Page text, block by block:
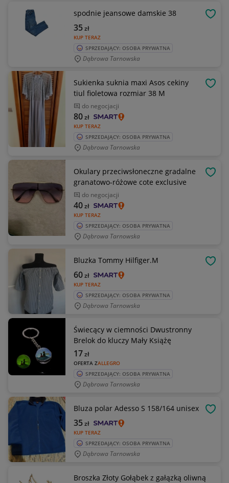
spodnie jeansowe damskie 38
KUP TERAZ
35zł
SPRZEDAJĄCY: OSOBA PRYWATNA
Dąbrowa Tarnowska
Sukienka suknia maxi Asos cekiny
tiul fioletowa rozmiar 38 M
do negocjacji
KUP TERAZ
80zł
SPRZEDAJĄCY: OSOBA PRYWATNA
Dąbrowa Tarnowska
Okulary przeciwsłoneczne gradalne
granatowo-różowe cote exclusive
do negocjacji
KUP TERAZ
40zł
SPRZEDAJĄCY: OSOBA PRYWATNA
Dąbrowa Tarnowska
Bluzka Tommy Hilfiger.M
KUP TERAZ
60zł
SPRZEDAJĄCY: OSOBA PRYWATNA
Dąbrowa Tarnowska
Świecący w ciemności Dwustronny
Brelok do kluczy Mały Książę
OFERTA ZALLEGRO
17zł
SPRZEDAJĄCY: OSOBA PRYWATNA
Dąbrowa Tarnowska
Bluza polar Adesso S 158/164 unisex
KUP TERAZ
35zł
SPRZEDAJĄCY: OSOBA PRYWATNA
Dąbrowa Tarnowska
Broszka Złoty Gołąbek z gałązką oliwną